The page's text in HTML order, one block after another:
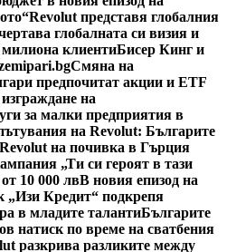
Revolut представя глобалния
глобалната си визия и
милиона клиентиБисер Кинг и
Смяна на
предпочитат акции и ETF
на
за малки предприятия в
на Revolut: Българите
на почивка в Гърция
„Ти си героят в тази
10 000 лвВ новия епизод на
„Изи Кредит“ подкрепя
в младите талантиБългарите
натиск по време на сватбения
разкрива разликите между